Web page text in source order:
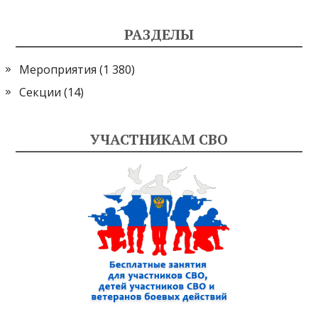
РАЗДЕЛЫ
Мероприятия (1 380)
Секции (14)
УЧАСТНИКАМ СВО